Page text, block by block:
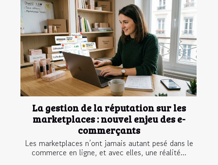
La gestion de la réputation sur les
marketplaces : nouvel enjeu des e-
commerçants
Les marketplaces n’ont jamais autant pesé dans le
commerce en ligne, et avec elles, une réalité...